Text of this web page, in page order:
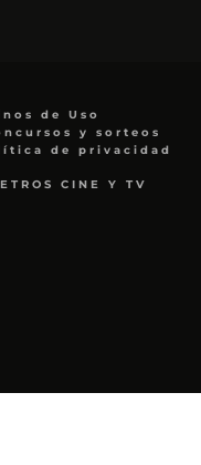
de Uso
y sorteos
de privacidad
CINE Y TV